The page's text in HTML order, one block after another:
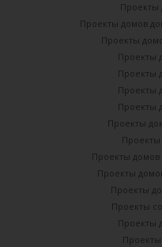
Проекты
Проекты домов
Проекты
Проекты
Проекты
Проекты
Проекты
Проекты
Проекты
Проекты домов
Проекты
Проекты
Проекты
Проекты